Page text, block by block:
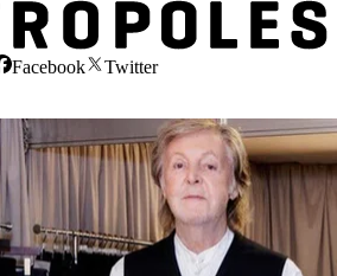
Facebook
Twitter